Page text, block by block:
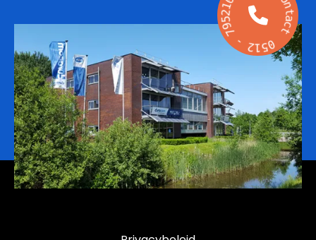
0
5
1
2
-
7
9
5
2
1 n
t
a
c
t